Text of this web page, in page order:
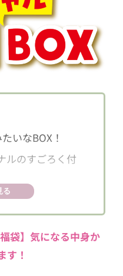
いなBOX！
ルのすごろく付
る
袋】気になる中身か
す！